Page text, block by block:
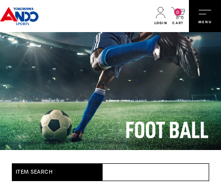
LOGIN CART
0
MENU
ITEM SEARCH